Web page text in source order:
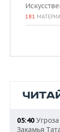
181
05:40
Закамья